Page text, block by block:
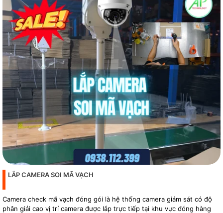
LẮP CAMERA SOI MÃ VẠCH
Camera check mã vạch đóng gói là hệ thống camera giám sát có độ
phân giải cao vị trí camera được lắp trực tiếp tại khu vực đóng hàng